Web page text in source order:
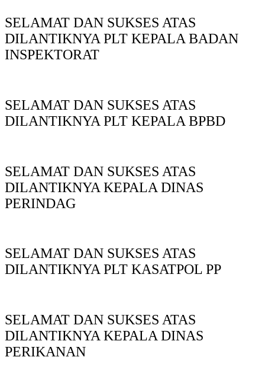
SELAMAT DAN SUKSES ATAS
DILANTIKNYA PLT KEPALA BADAN
INSPEKTORAT
SELAMAT DAN SUKSES ATAS
DILANTIKNYA PLT KEPALA BPBD
SELAMAT DAN SUKSES ATAS
DILANTIKNYA KEPALA DINAS
PERINDAG
SELAMAT DAN SUKSES ATAS
DILANTIKNYA PLT KASATPOL PP
SELAMAT DAN SUKSES ATAS
DILANTIKNYA KEPALA DINAS
PERIKANAN